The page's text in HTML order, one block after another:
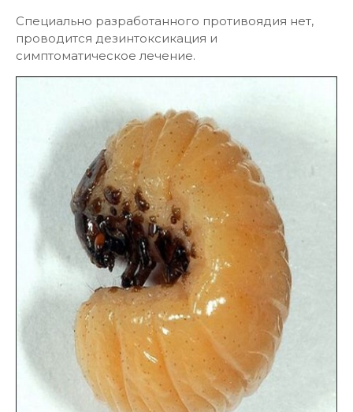
Специально разработанного противоядия нет,
проводится дезинтоксикация и
симптоматическое лечение.